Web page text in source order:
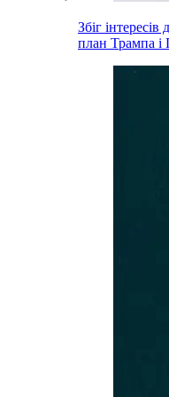
Збіг
план Трампа і